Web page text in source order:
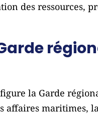
des ressources,
la Garde
affaires maritimes,